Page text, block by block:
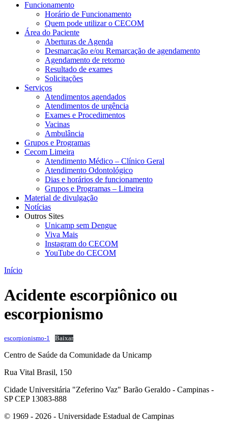
Funcionamento
Horário de Funcionamento
Quem pode utilizar o CECOM
Área do Paciente
Aberturas de Agenda
Desmarcação e/ou Remarcação de agendamento
Agendamento de retorno
Resultado de exames
Solicitações
Serviços
Atendimentos agendados
Atendimentos de urgência
Exames e Procedimentos
Vacinas
Ambulância
Grupos e Programas
Cecom Limeira
Atendimento Médico – Clínico Geral
Atendimento Odontológico
Dias e horários de funcionamento
Grupos e Programas – Limeira
Material de divulgação
Notícias
Outros Sites
Unicamp sem Dengue
Viva Mais
Instagram do CECOM
YouTube do CECOM
Início
Acidente escorpiônico ou
escorpionismo
escorpionismo-1 Baixar
Centro de Saúde da Comunidade da Unicamp
Rua Vital Brasil, 150
Cidade Universitária "Zeferino Vaz" Barão Geraldo - Campinas -
SP CEP 13083-888
© 1969 - 2026 - Universidade Estadual de Campinas